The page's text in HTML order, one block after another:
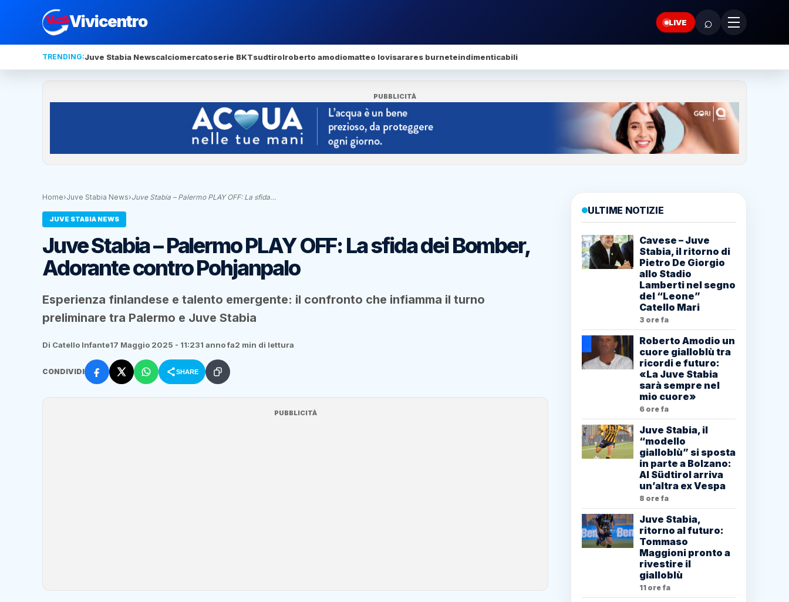
Vivicentro LIVE ⌕
TRENDING:Juve Stabia Newscalciomercatoserie BKTsudtirolroberto amodiomatteo lovisarares burneteindimenticabili
PUBBLICITÀ
Home›Juve Stabia News›Juve Stabia – Palermo PLAY OFF: La sfida…
JUVE STABIA NEWS
Juve Stabia – Palermo PLAY OFF: La sfida dei Bomber,
Adorante contro Pohjanpalo
Esperienza finlandese e talento emergente: il confronto che infiamma il turno
preliminare tra Palermo e Juve Stabia
Di Catello Infante17 Maggio 2025 - 11:231 anno fa2 min di lettura
CONDIVIDI SHARE
PUBBLICITÀ
ULTIME NOTIZIE
Cavese – Juve
Stabia, il ritorno di
Pietro De Giorgio
allo Stadio
Lamberti nel segno
del “Leone”
Catello Mari
3 ore fa
Roberto Amodio un
cuore gialloblù tra
ricordi e futuro:
«La Juve Stabia
sarà sempre nel
mio cuore»
6 ore fa
Juve Stabia, il
“modello
gialloblù” si sposta
in parte a Bolzano:
Al Südtirol arriva
un’altra ex Vespa
8 ore fa
Juve Stabia,
ritorno al futuro:
Tommaso
Maggioni pronto a
rivestire il
gialloblù
11 ore fa